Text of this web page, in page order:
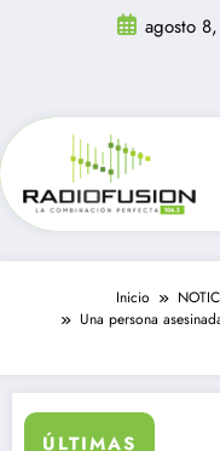
agosto
Inicio
Una persona
ÚLTIMAS